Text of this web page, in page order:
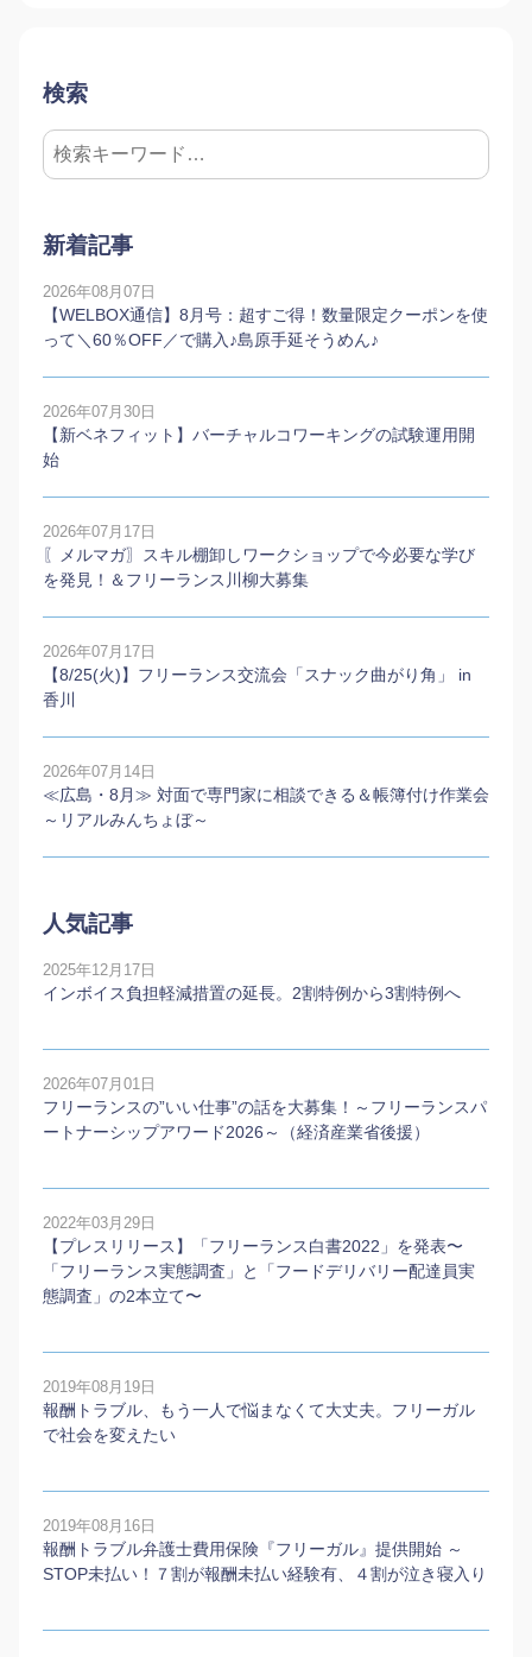
検索
新着記事
2026年08月07日
【WELBOX通信】8月号：超すご得！数量限定クーポンを使
って＼60％OFF／で購入♪島原手延そうめん♪
2026年07月30日
【新ベネフィット】バーチャルコワーキングの試験運用開
始
2026年07月17日
〖メルマガ〗スキル棚卸しワークショップで今必要な学び
を発見！＆フリーランス川柳大募集
2026年07月17日
【8/25(火)】フリーランス交流会「スナック曲がり角」 in
香川
2026年07月14日
≪広島・8月≫ 対面で専門家に相談できる＆帳簿付け作業会
～リアルみんちょぼ～
人気記事
2025年12月17日
インボイス負担軽減措置の延長。2割特例から3割特例へ
2026年07月01日
フリーランスの”いい仕事”の話を大募集！～フリーランスパ
ートナーシップアワード2026～（経済産業省後援）
2022年03月29日
【プレスリリース】「フリーランス白書2022」を発表〜
「フリーランス実態調査」と「フードデリバリー配達員実
態調査」の2本⽴て〜
2019年08月19日
報酬トラブル、もう一人で悩まなくて大丈夫。フリーガル
で社会を変えたい
2019年08月16日
報酬トラブル弁護士費用保険『フリーガル』提供開始 ～
STOP未払い！７割が報酬未払い経験有、４割が泣き寝入り